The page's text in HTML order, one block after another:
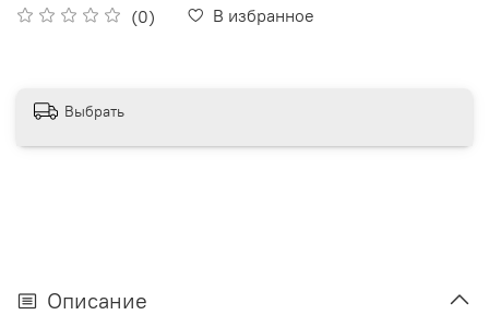
(0) В избранное
Выбрать
Описание